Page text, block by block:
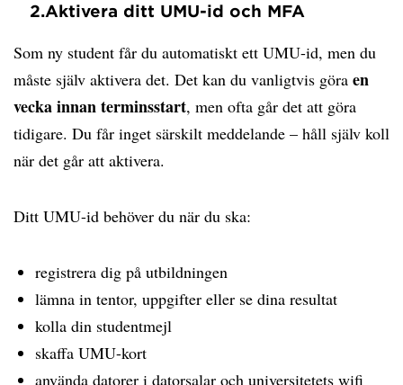
2.Aktivera ditt UMU-id och MFA
Som ny student får du automatiskt ett UMU-id, men du
måste själv aktivera det. Det kan du vanligtvis göra en
vecka innan terminsstart, men ofta går det att göra
tidigare. Du får inget särskilt meddelande – håll själv koll
när det går att aktivera.
Ditt UMU-id behöver du när du ska:
registrera dig på utbildningen
lämna in tentor, uppgifter eller se dina resultat
kolla din studentmejl
skaffa UMU-kort
använda datorer i datorsalar och universitetets wifi